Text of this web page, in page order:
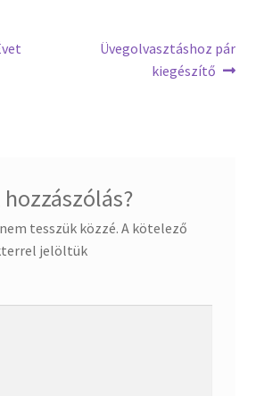
Next
Üvegolvasztáshoz pár
kiegészítő
tesszük közzé. A kötelező
jelöltük